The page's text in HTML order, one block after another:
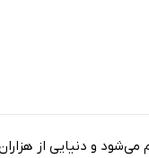
می‌شود و دنیایی از